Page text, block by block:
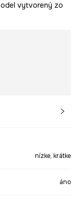
vytvorený zo
nízke, krátke
áno